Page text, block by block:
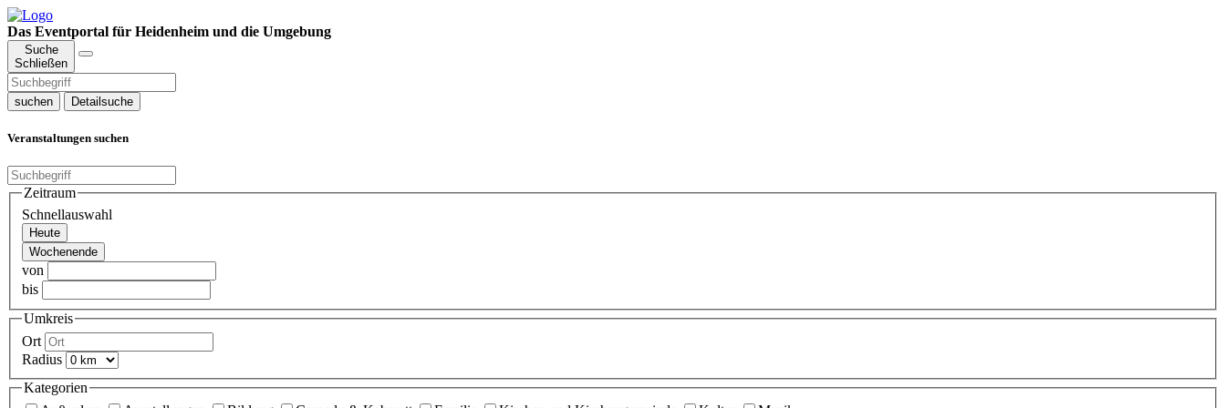
Das Eventportal für Heidenheim und die Umgebung
Suche
Schließen
suchen Detailsuche
Veranstaltungen suchen
Zeitraum
Schnellauswahl
Heute
Wochenende
von
bis
Umkreis
Ort
Radius
Kategorien